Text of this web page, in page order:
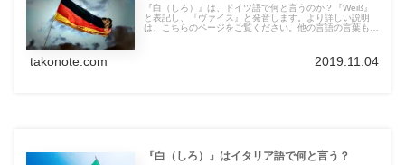
『白（しろ）』は、ドイツ語で何と言うのか？『Weiß』
と表記し、『ヴァイス』と発音します。より詳しい説明
は、こちらのページをご覧ください。他の言語の言葉も紹
takonote.com 2019.11.04
『白（しろ）』はイタリア語で何と言う？